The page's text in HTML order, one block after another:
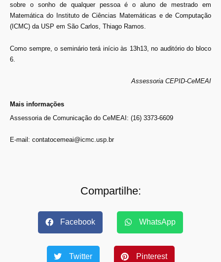
sobre o sonho de qualquer pessoa é o aluno de mestrado em
Matemática do Instituto de Ciências Matemáticas e de Computação
(ICMC) da USP em São Carlos, Thiago Ramos.
Como sempre, o seminário terá início às 13h13, no auditório do bloco
6.
Assessoria CEPID-CeMEAI
Mais informações
Assessoria de Comunicação do CeMEAI: (16) 3373-6609
E-mail: contatocemeai@icmc.usp.br
Compartilhe:
Facebook WhatsApp
Twitter Pinterest